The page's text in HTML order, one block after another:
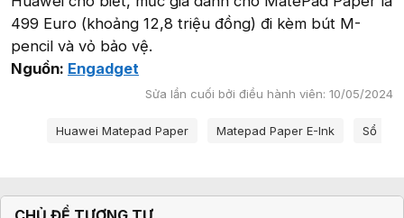
499 Euro (khoảng 12,8 triệu đồng) đi kèm bút M-
pencil và vỏ bảo vệ.
Nguồn: Engadget
Sửa lần cuối bởi điều hành viên: 10/05/2024
Từ khóa
Huawei Matepad Paper Matepad Paper E-Ink Sổ